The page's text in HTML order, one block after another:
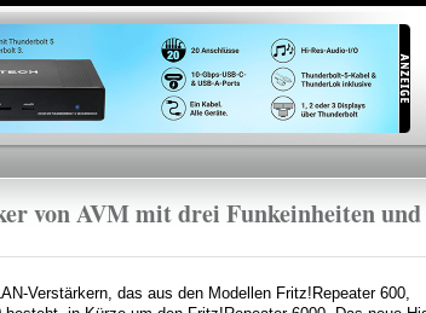
Direkt
zum
Inhalt
von AVM mit drei Funkeinheiten
Verstärkern, das aus den Modellen Fritz!Repeater 600,